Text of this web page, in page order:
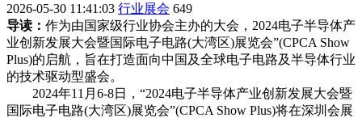
2026-05-30 11:41:03 行业展会 649
导读： 作为由国家级行业协会主办的大会，2024电子半导体产
业创新发展大会暨国际电子电路(大湾区)展览会”(CPCA Show
Plus)的启航，旨在打造面向中国及全球电子电路及半导体行业
的技术驱动型盛会。
2024年11月6-8日，“2024电子半导体产业创新发展大会暨
国际电子电路(大湾区)展览会”(CPCA Show Plus)将在深圳会展